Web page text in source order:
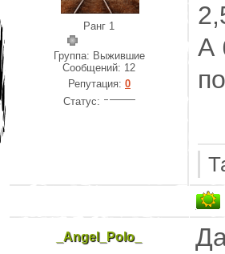
Ранг 1
Группа: Выжившие
Сообщений: 12
Репутация: 0
Статус:
А
_Angel_Polo_